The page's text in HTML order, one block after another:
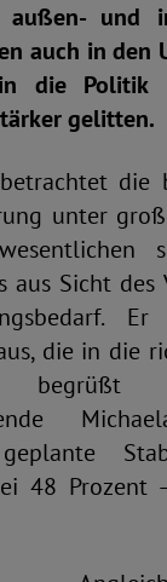
und
auch in den
in die Politik
gelitten.
die
unter
aus Sicht des
die in die
begrüßt
48 Prozent